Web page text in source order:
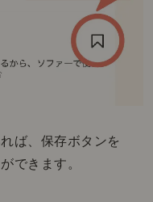
ば、保存ボタンを
できます。